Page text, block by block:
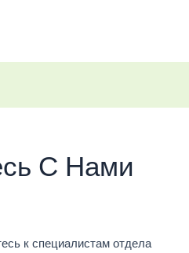
С Нами
к специалистам отдела